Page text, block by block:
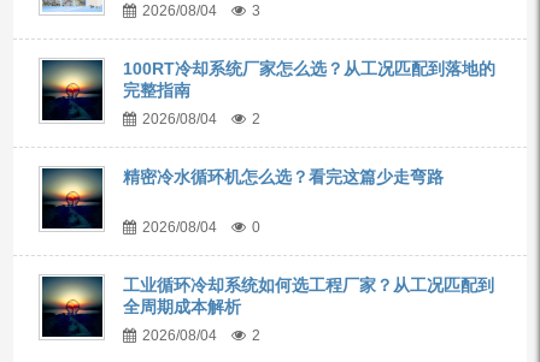
2026/08/04 3
100RT冷却系统厂家怎么选？从工况匹配到落地的
完整指南
2026/08/04 2
精密冷水循环机怎么选？看完这篇少走弯路
2026/08/04 0
工业循环冷却系统如何选工程厂家？从工况匹配到
全周期成本解析
2026/08/04 2